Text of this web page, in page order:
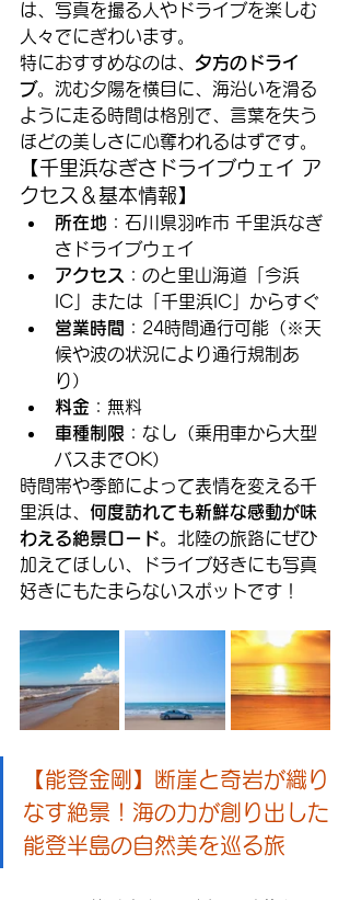
は、写真を撮る人やドライブを楽しむ
人々でにぎわいます。
特におすすめなのは、 夕方のドライ
ブ。沈む夕陽を横目に、海沿いを滑る
ように走る時間は格別で、言葉を失う
ほどの美しさに心奪われるはずです。
【千里浜なぎさドライブウェイ ア
クセス＆基本情報】
所在地 ：石川県羽咋市 千里浜なぎ
さドライブウェイ
アクセス ：のと里山海道「今浜
IC」または「千里浜IC」からすぐ
営業時間 ：24時間通行可能（※天
候や波の状況により通行規制あ
り）
料金 ：無料
車種制限 ：なし（乗用車から大型
バスまでOK）
時間帯や季節によって表情を変える千
里浜は、 何度訪れても新鮮な感動が味
わえる絶景ロード。北陸の旅路にぜひ
加えてほしい、ドライブ好きにも写真
好きにもたまらないスポットです！
【能登金剛】断崖と奇岩が織り
なす絶景！海の力が創り出した
能登半島の自然美を巡る旅